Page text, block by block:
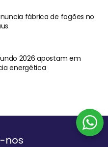
fábrica de fogões no
2026 apostam em
energética
nos